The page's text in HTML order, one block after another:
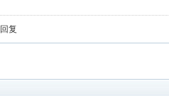
回复